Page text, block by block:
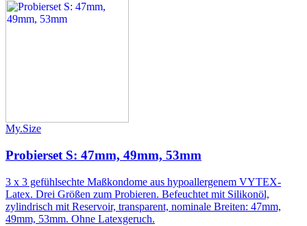
My.Size
Probierset S: 47mm, 49mm, 53mm
3 x 3 gefühlsechte Maßkondome aus hypoallergenem VYTEX-
Latex. Drei Größen zum Probieren. Befeuchtet mit Silikonöl,
zylindrisch mit Reservoir, transparent, nominale Breiten: 47mm,
49mm, 53mm. Ohne Latexgeruch.